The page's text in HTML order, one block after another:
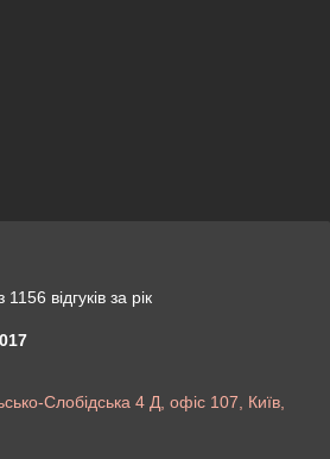
відгуків за рік
Слобідська 4 Д, офіс 107, Київ,